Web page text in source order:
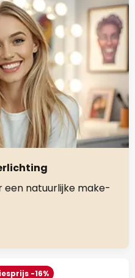
natuurlijke make-
-16%